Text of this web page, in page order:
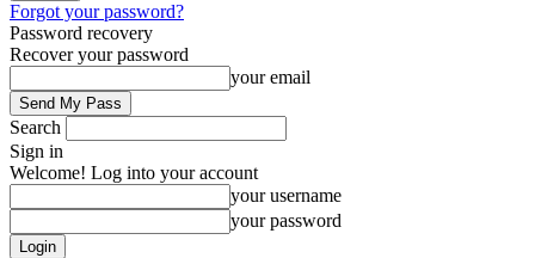
Forgot your password?
Password recovery
Recover your password
your email
Search
Sign in
Welcome! Log into your account
your username
your password